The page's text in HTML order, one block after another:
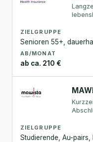
ZIELGRUPPE
Senioren 55+,
AB/MONAT
ab ca. 210 €
ZIELGRUPPE
Studierende, Au-